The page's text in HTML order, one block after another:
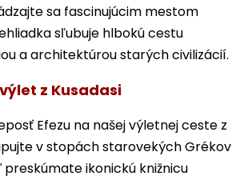
sa fascinujúcim mestom
sľubuje hlbokú cestu
a architektúrou starých civilizácií.
z Kusadasi
Efezu na našej výletnej ceste z
v stopách starovekých Grékov
preskúmate ikonickú knižnicu